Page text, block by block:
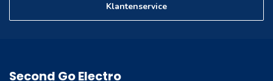
Klantenservice
Second Go Electro